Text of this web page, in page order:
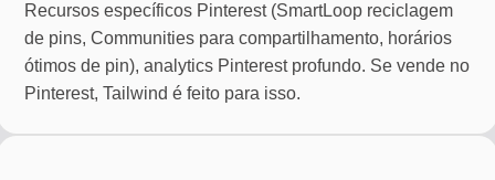
Recursos específicos Pinterest (SmartLoop reciclagem
de pins, Communities para compartilhamento, horários
ótimos de pin), analytics Pinterest profundo. Se vende no
Pinterest, Tailwind é feito para isso.